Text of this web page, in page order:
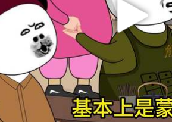
情侣在平潭拍日出时坠崖致一死
泰国初中生饮弹自尽前开了26枪
全民健身事业高质量发展
台当局重金为“台独”织“皇帝新衣”
几元成本的AI广告导致千万市值